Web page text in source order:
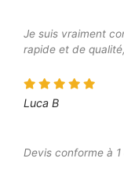
Je suis vraiment
rapide et de
Luca B
Devis conforme à 1